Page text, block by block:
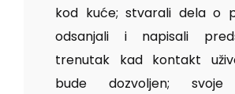
kod kuće; stvarali dela o
odsanjali i napisali
trenutak kad kontakt
bude dozvoljen; svoje